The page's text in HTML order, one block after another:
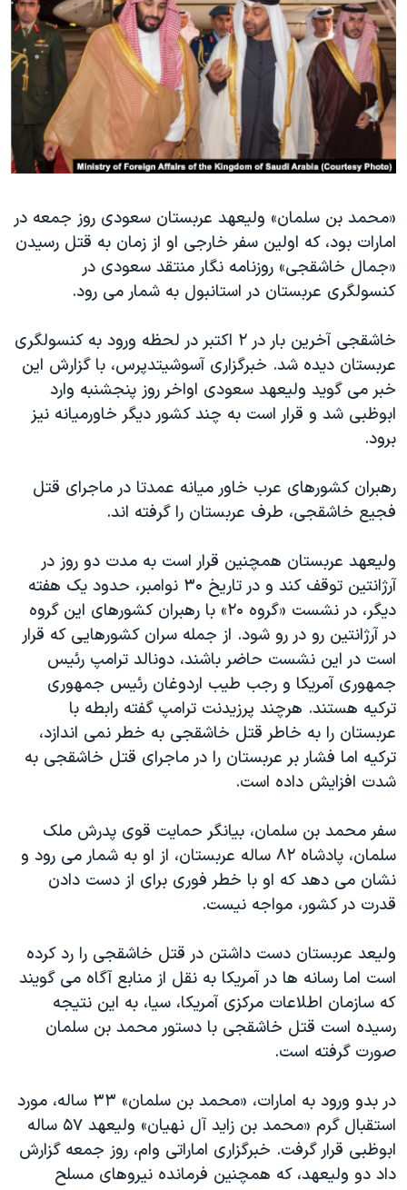
فرهنگ و زندگی
حقوق شهروندی
اقتصادی
علم و فناوری
اسرائیل در جنگ
آرشیو پخش زنده
مستندها
انتخابات ریاست جمهوری آمریکا ۲۰۲۴
حمله جمهوری اسلامی به اسرائیل
رمز مهسا
ورزش زنان در ایران
مجموعه مستندهای دادخواهی
تریبونال مردمی آبان ۹۸
دادگاه حمید نوری
قانون شفافیت دارائی کادر رهبری ایران
اعتراضات مردمی آبان ۹۸
اسرائیل در جنگ
نرگس محمدی برنده جایزه نوبل صلح
صفحه‌های ویژه
دنبال کنید
زبانهای مختلف
«محمد بن سلمان» ولیعهد عربستان سعودی روز جمعه در
امارات بود، که اولین سفر خارجی او از زمان به قتل رسیدن
«جمال خاشقجی» روزنامه نگار منتقد سعودی در
کنسولگری عربستان در استانبول به شمار می رود.
خاشقجی آخرین بار در ۲ اکتبر در لحظه ورود به کنسولگری
عربستان دیده شد. خبرگزاری آسوشیتدپرس، با گزارش این
خبر می گوید ولیعهد سعودی اواخر روز پنجشنبه وارد
ابوظبی شد و قرار است به چند کشور دیگر خاورمیانه نیز
برود.
رهبران کشورهای عرب خاور میانه عمدتا در ماجرای قتل
فجیع خاشقجی، طرف عربستان را گرفته اند.
ولیعهد عربستان همچنین قرار است به مدت دو روز در
آرژانتین توقف کند و در تاریخ ۳۰ نوامبر، حدود یک هفته
دیگر، در نشست «گروه ۲۰» با رهبران کشورهای این گروه
در آرژانتین رو در رو شود. از جمله سران کشورهایی که قرار
است در این نشست حاضر باشند، دونالد ترامپ رئیس
جمهوری آمریکا و رجب طیب اردوغان رئیس جمهوری
ترکیه هستند. هرچند پرزیدنت ترامپ گفته رابطه با
عربستان را به خاطر قتل خاشقجی به خطر نمی اندازد،
ترکیه اما فشار بر عربستان را در ماجرای قتل خاشقجی به
شدت افزایش داده است.
سفر محمد بن سلمان، بیانگر حمایت قوی پدرش ملک
سلمان، پادشاه ۸۲ ساله عربستان، از او به شمار می رود و
نشان می دهد که او با خطر فوری برای از دست دادن
قدرت در کشور، مواجه نیست.
ولیعد عربستان دست داشتن در قتل خاشقجی را رد کرده
است اما رسانه ها در آمریکا به نقل از منابع آگاه می گویند
که سازمان اطلاعات مرکزی آمریکا، سیا، به این نتیجه
رسیده است قتل خاشقجی با دستور محمد بن سلمان
صورت گرفته است.
در بدو ورود به امارات، «محمد بن سلمان» ۳۳ ساله، مورد
استقبال گرم «محمد بن زاید آل نهیان» ولیعهد ۵۷ ساله
ابوظبی قرار گرفت. خبرگزاری اماراتی وام، روز جمعه گزارش
داد دو ولیعهد، که همچنین فرمانده نیروهای مسلح